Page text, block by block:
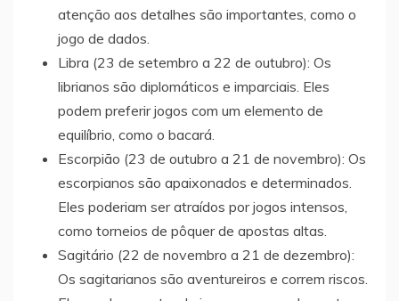
atenção aos detalhes são importantes, como o
jogo de dados.
Libra (23 de setembro a 22 de outubro): Os
librianos são diplomáticos e imparciais. Eles
podem preferir jogos com um elemento de
equilíbrio, como o bacará.
Escorpião (23 de outubro a 21 de novembro): Os
escorpianos são apaixonados e determinados.
Eles poderiam ser atraídos por jogos intensos,
como torneios de pôquer de apostas altas.
Sagitário (22 de novembro a 21 de dezembro):
Os sagitarianos são aventureiros e correm riscos.